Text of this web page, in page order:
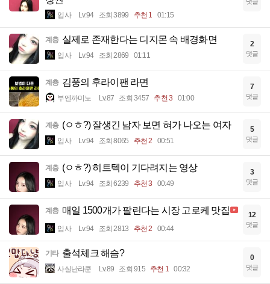
입사 Lv.94 조회 3899 추천 1 01:15
계층 실제로 존재한다는 디지몬 속 배경화면
입사 Lv.94 조회 2869 01:11
2
댓글
계층 김풍의 후라이팬 라면
부엔까미노 Lv.87 조회 3457 추천 3 01:00
7
댓글
계층 (ㅇㅎ?) 잘생긴 남자 보면 혀가 나오는 여자
입사 Lv.94 조회 8065 추천 2 00:51
5
댓글
계층 (ㅇㅎ?) 히트텍이 기다려지는 영상
입사 Lv.94 조회 6239 추천 3 00:49
3
댓글
계층 매일 1500개가 팔린다는 시장 고로케 맛집
입사 Lv.94 조회 2813 추천 2 00:44
12
댓글
기타 출석체크 해슴?
사실난라쿤 Lv.89 조회 915 추천 1 00:32
0
댓글